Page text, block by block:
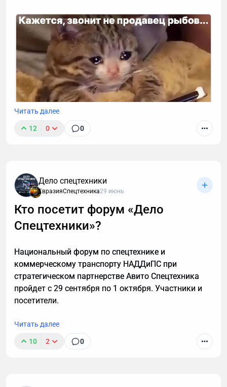
интересны кредиты, консультации и прочие услуги.
Если вы тревожитесь упустить действительно
важный разговор, например, ждете курьера, то я
расскажу, почему стоит делегировать телефонные
звонки мне.
Читать далее
12 0 0
Дело спецтехники
ЕвразияСпецтехника29 июнь
Кто посетит форум «Дело
Спецтехники»?
Национальный форум по спецтехнике и
коммерческому транспорту НАДДиПС при
стратегическом партнерстве Авито Спецтехника
пройдет с 29 сентября по 1 октября. Участники и
посетители.
Читать далее
10 2 0